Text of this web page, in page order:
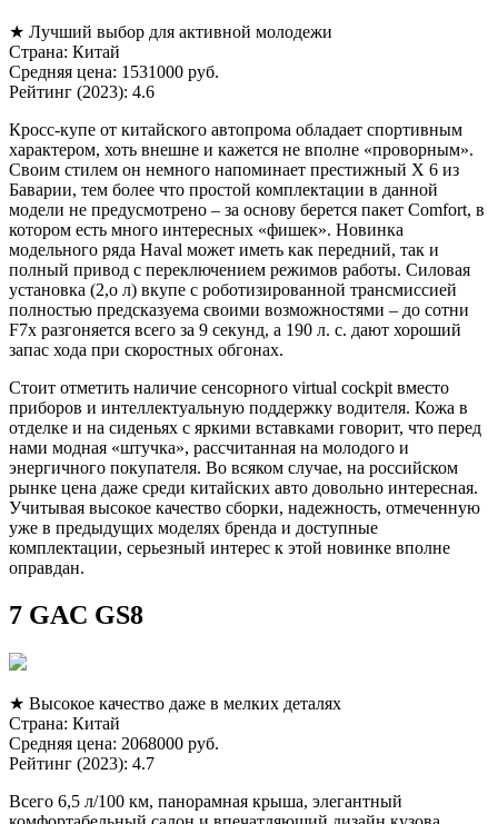
★ Лучший выбор для активной молодежи
Страна: Китай
Средняя цена: 1531000 руб.
Рейтинг (2023): 4.6
Кросс-купе от китайского автопрома обладает спортивным
характером, хоть внешне и кажется не вполне «проворным».
Своим стилем он немного напоминает престижный X 6 из
Баварии, тем более что простой комплектации в данной
модели не предусмотрено – за основу берется пакет Comfort, в
котором есть много интересных «фишек». Новинка
модельного ряда Haval может иметь как передний, так и
полный привод с переключением режимов работы. Силовая
установка (2,о л) вкупе с роботизированной трансмиссией
полностью предсказуема своими возможностями – до сотни
F7x разгоняется всего за 9 секунд, а 190 л. с. дают хороший
запас хода при скоростных обгонах.
Стоит отметить наличие сенсорного virtual cockpit вместо
приборов и интеллектуальную поддержку водителя. Кожа в
отделке и на сиденьях с яркими вставками говорит, что перед
нами модная «штучка», рассчитанная на молодого и
энергичного покупателя. Во всяком случае, на российском
рынке цена даже среди китайских авто довольно интересная.
Учитывая высокое качество сборки, надежность, отмеченную
уже в предыдущих моделях бренда и доступные
комплектации, серьезный интерес к этой новинке вполне
оправдан.
7 GAC GS8
★ Высокое качество даже в мелких деталях
Страна: Китай
Средняя цена: 2068000 руб.
Рейтинг (2023): 4.7
Всего 6,5 л/100 км, панорамная крыша, элегантный